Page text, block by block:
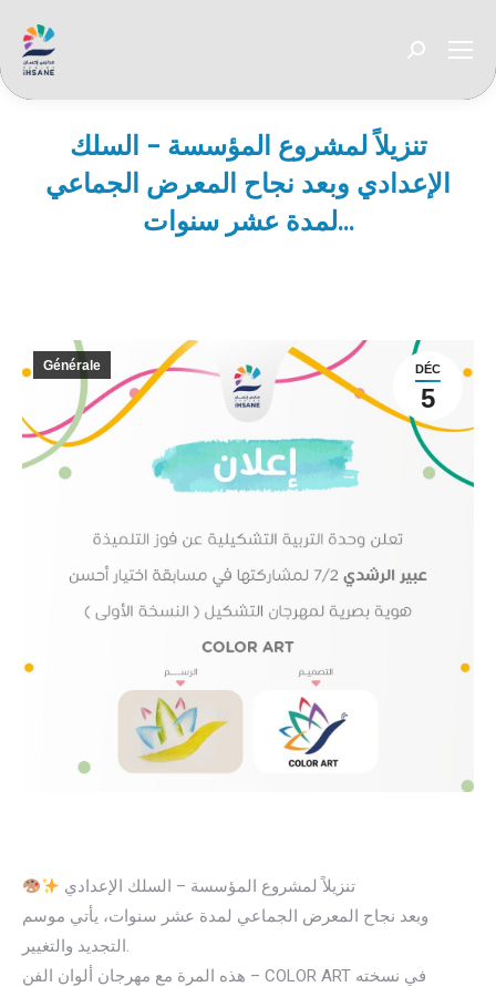
Recherche
تنزيلاً لمشروع المؤسسة – السلك
الإعدادي وبعد نجاح المعرض الجماعي
لمدة عشر سنوات…
DÉC
5
Générale
تنزيلاً لمشروع المؤسسة – السلك الإعدادي
وبعد نجاح المعرض الجماعي لمدة عشر سنوات، يأتي موسم
التجديد والتغيير.
هذه المرة مع مهرجان ألوان الفن – COLOR ART في نسخته